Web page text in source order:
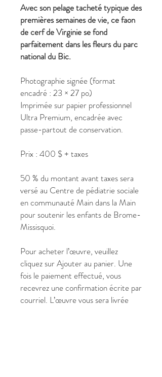
Avec son pelage tacheté typique des
premières semaines de vie, ce faon
de cerf de Virginie se fond
parfaitement dans les fleurs du parc
national du Bic.
Photographie signée (format
encadré : 23 × 27 po)
Imprimée sur papier professionnel
Ultra Premium, encadrée avec
passe-partout de conservation.
Prix : 400 $ + taxes
50 % du montant avant taxes sera
versé au Centre de pédiatrie sociale
en communauté Main dans la Main
pour soutenir les enfants de Brome-
Missisquoi.
Pour acheter l’œuvre, veuillez
cliquez sur Ajouter au panier. Une
fois le paiement effectué, vous
recevrez une confirmation écrite par
courriel. L’œuvre vous sera livrée